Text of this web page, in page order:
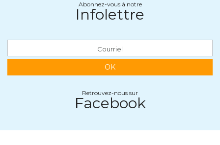
Abonnez-vous à notre
Infolettre
OK
Retrouvez-nous sur
Facebook